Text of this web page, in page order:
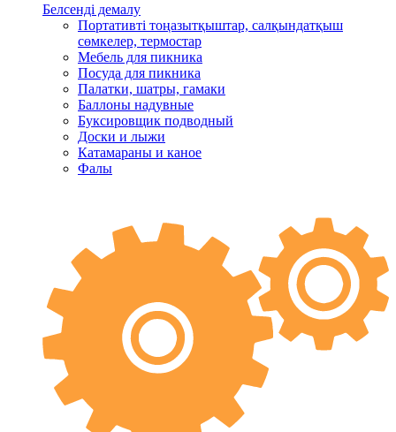
Белсенді демалу
Портативті тоңазытқыштар, салқындатқыш
сөмкелер, термостар
Мебель для пикника
Посуда для пикника
Палатки, шатры, гамаки
Баллоны надувные
Буксировщик подводный
Доски и лыжи
Катамараны и каное
Фалы